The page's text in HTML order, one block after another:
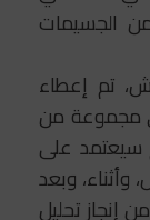
في المائة من الجسيمات
تم إعطاء
مجموعة من
سيعتمد على
وبعد
إنجاز تحليل